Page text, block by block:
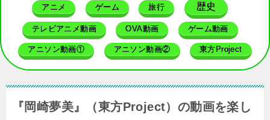
アニメ ゲーム 旅行 歴史
テレビアニメ動画 OVA動画 ゲーム動画
アニソン動画① アニソン動画② 東方Project
『岡崎夢美』（東方Project）の動画を楽し